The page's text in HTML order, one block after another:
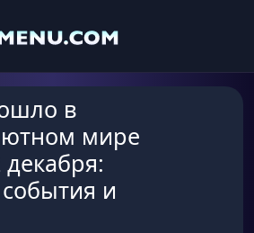
в
мире
декабря:
и